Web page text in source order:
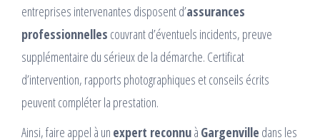
entreprises intervenantes disposent d’assurances
professionnelles couvrant d’éventuels incidents, preuve
supplémentaire du sérieux de la démarche. Certificat
d’intervention, rapports photographiques et conseils écrits
peuvent compléter la prestation.
Ainsi, faire appel à un expert reconnuà Gargenville dans les